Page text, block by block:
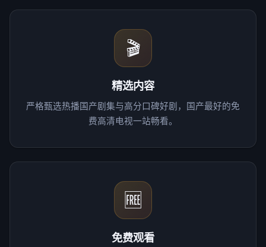
🎬
精选内容
严格甄选热播国产剧集与高分口碑好剧，国产最好的免
费高清电视一站畅看。
🆓
免费观看